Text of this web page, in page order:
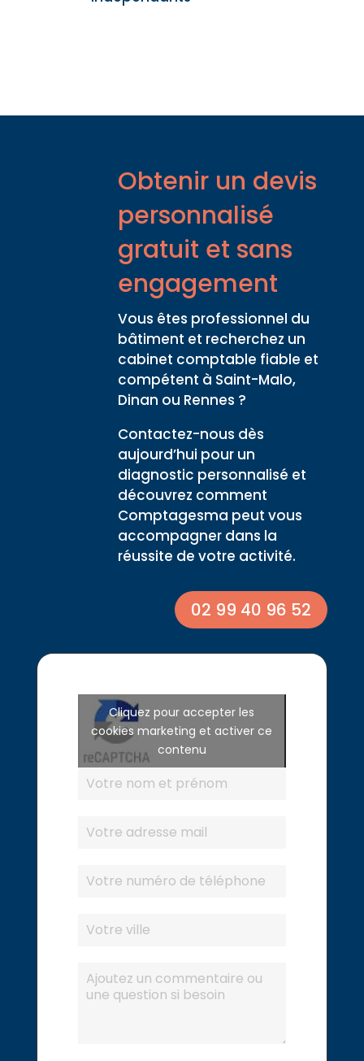
Obtenir un devis
personnalisé
gratuit et sans
engagement
Vous êtes professionnel du
bâtiment et recherchez un
cabinet comptable fiable et
compétent à Saint-Malo,
Dinan ou Rennes ?
Contactez-nous dès
aujourd’hui pour un
diagnostic personnalisé et
découvrez comment
Comptagesma peut vous
accompagner dans la
réussite de votre activité.
02 99 40 96 52
Cliquez pour accepter les
cookies marketing et activer ce
contenu